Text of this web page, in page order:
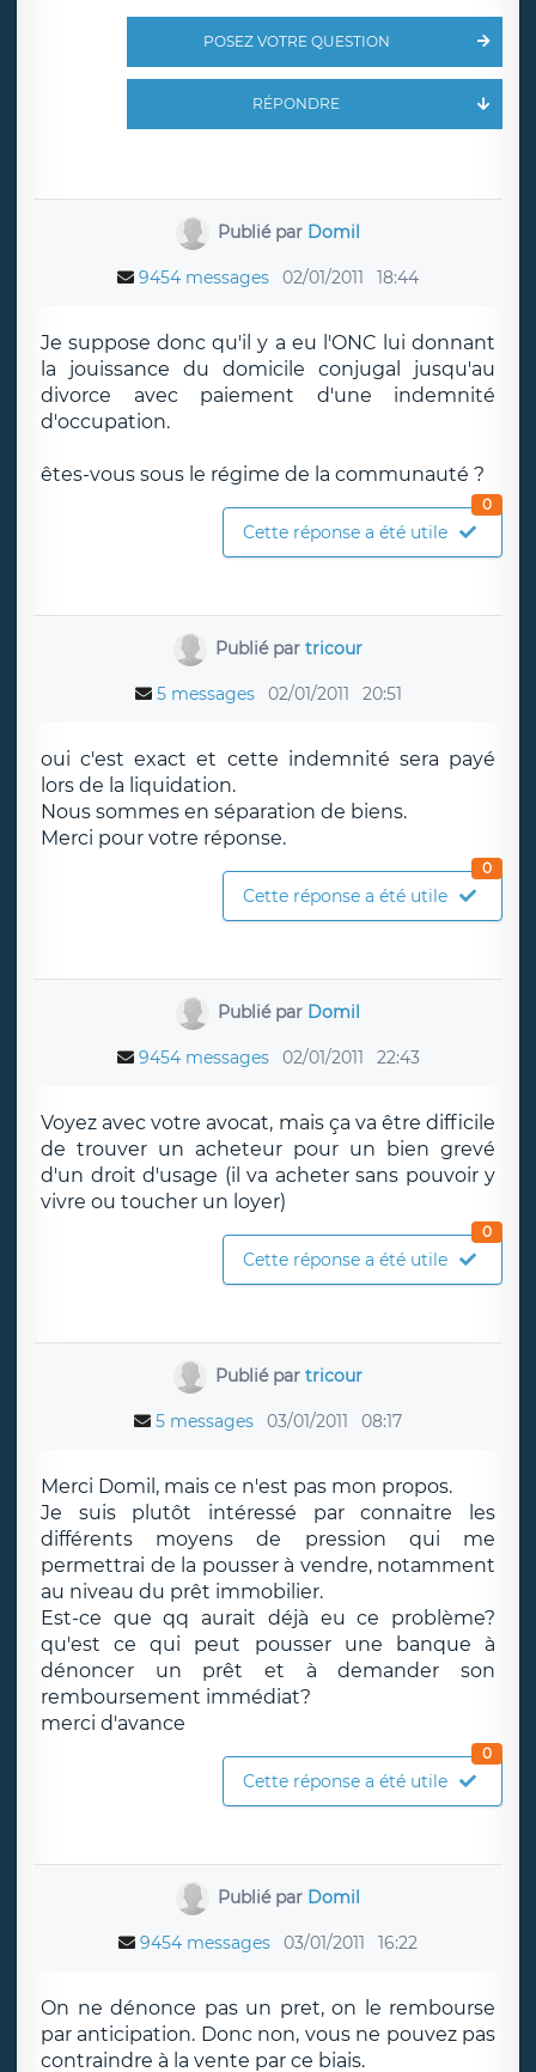
POSEZ VOTRE QUESTION
RÉPONDRE
Publié par Domil
9454 messages 02/01/2011 18:44
Je suppose donc qu'il y a eu l'ONC lui donnant
la jouissance du domicile conjugal jusqu'au
divorce avec paiement d'une indemnité
d'occupation.
êtes-vous sous le régime de la communauté ?
Cette réponse a été utile
0
Publié partricour
5 messages 02/01/2011 20:51
oui c'est exact et cette indemnité sera payé
lors de la liquidation.
Nous sommes en séparation de biens.
Merci pour votre réponse.
Cette réponse a été utile
0
Publié par Domil
9454 messages 02/01/2011 22:43
Voyez avec votre avocat, mais ça va être difficile
de trouver un acheteur pour un bien grevé
d'un droit d'usage (il va acheter sans pouvoir y
vivre ou toucher un loyer)
Cette réponse a été utile
0
Publié partricour
5 messages 03/01/2011 08:17
Merci Domil, mais ce n'est pas mon propos.
Je suis plutôt intéressé par connaitre les
différents moyens de pression qui me
permettrai de la pousser à vendre, notamment
au niveau du prêt immobilier.
Est-ce que qq aurait déjà eu ce problème?
qu'est ce qui peut pousser une banque à
dénoncer un prêt et à demander son
remboursement immédiat?
merci d'avance
Cette réponse a été utile
0
Publié par Domil
9454 messages 03/01/2011 16:22
On ne dénonce pas un pret, on le rembourse
par anticipation. Donc non, vous ne pouvez pas
contraindre à la vente par ce biais.